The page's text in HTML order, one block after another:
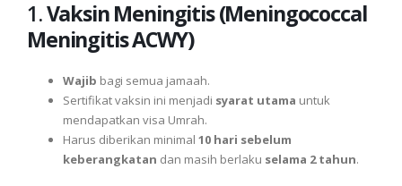
1.Vaksin Meningitis (Meningococcal
Meningitis ACWY)
Wajib bagi semua jamaah.
Sertifikat vaksin ini menjadi syarat utama untuk
mendapatkan visa Umrah.
Harus diberikan minimal 10 hari sebelum
keberangkatan dan masih berlaku selama 2 tahun.